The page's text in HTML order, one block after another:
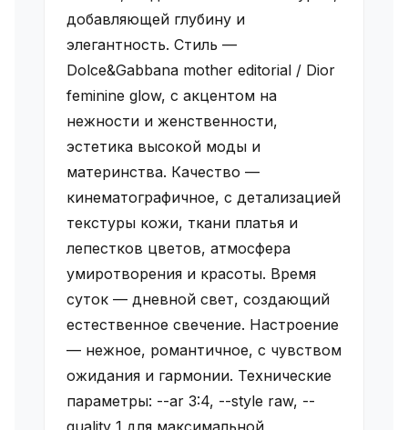
добавляющей глубину и
элегантность. Стиль —
Dolce&Gabbana mother editorial / Dior
feminine glow, с акцентом на
нежности и женственности,
эстетика высокой моды и
материнства. Качество —
кинематографичное, с детализацией
текстуры кожи, ткани платья и
лепестков цветов, атмосфера
умиротворения и красоты. Время
суток — дневной свет, создающий
естественное свечение. Настроение
— нежное, романтичное, с чувством
ожидания и гармонии. Технические
параметры: --ar 3:4, --style raw, --
quality 1 для максимальной